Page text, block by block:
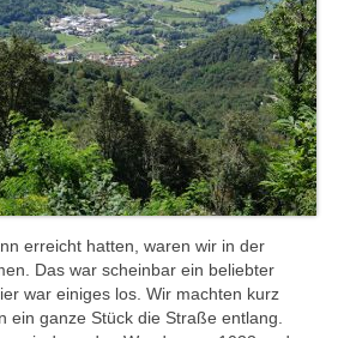
erreicht hatten, waren wir in der
Das war scheinbar ein beliebter
war einiges los. Wir machten kurz
ein ganze Stück die Straße entlang.